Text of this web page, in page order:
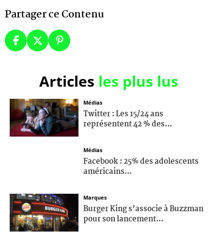
Partager ce Contenu
Articles les plus lus
Médias
Twitter : Les 15/24 ans
représentent 42 % des...
Médias
Facebook : 25% des adolescents
américains...
Marques
Burger King s’associe à Buzzman
pour son lancement...